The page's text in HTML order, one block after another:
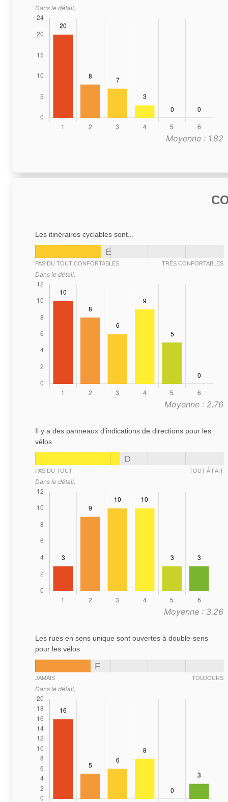
Dans le détail,
Moyenne : 1.82
Les itinéraires cyclables sont...
E
PAS DU TOUT CONFORTABLES TRÈS CONFORTABLES
Dans le détail,
Moyenne : 2.76
Il y a des panneaux d'indications de directions pour les
vélos
D
PAS DU TOUT TOUT À FAIT
Dans le détail,
Moyenne : 3.26
Les rues en sens unique sont ouvertes à double-sens
pour les vélos
F
JAMAIS TOUJOURS
Dans le détail,